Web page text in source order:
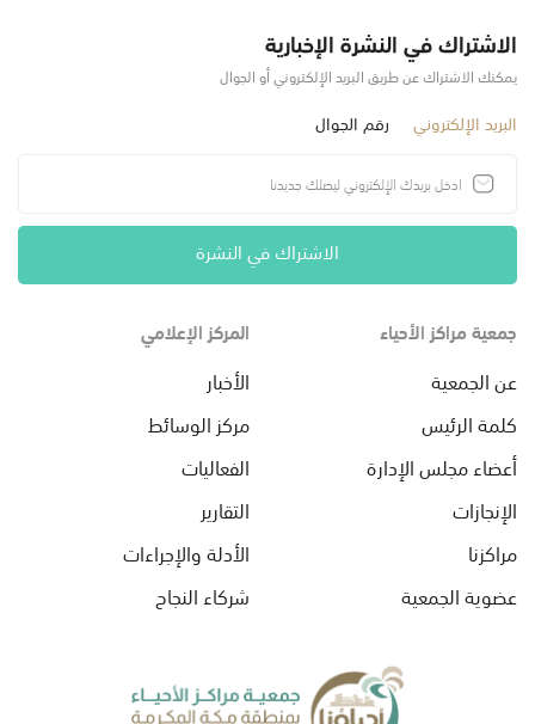
الاشتراك في النشرة الإخبارية
يمكنك الاشتراك عن طريق البريد الإلكتروني أو الجوال
البريد الإلكتروني رقم الجوال
الاشتراك في النشرة
جمعية مراكز الأحياء
عن الجمعية
كلمة الرئيس
أعضاء مجلس الإدارة
الإنجازات
مراكزنا
عضوية الجمعية
المركز الإعلامي
الأخبار
مركز الوسائط
الفعاليات
التقارير
الأدلة والإجراءات
شركاء النجاح